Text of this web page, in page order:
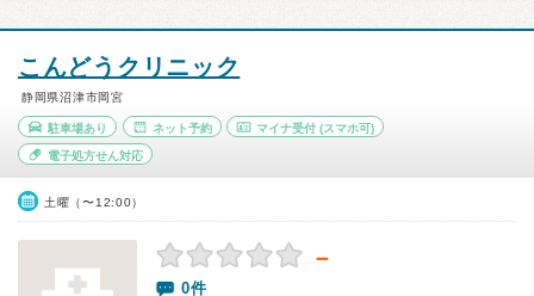
こんどうクリニック
静岡県沼津市岡宮
駐車場あり ネット予約 マイナ受付 (スマホ可)
電子処方せん対応
土曜（〜12:00）
－
0件